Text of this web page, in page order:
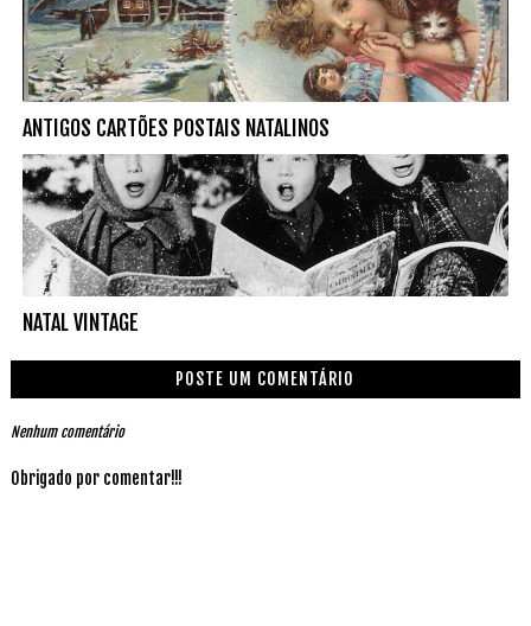
ANTIGOS CARTÕES POSTAIS NATALINOS
NATAL VINTAGE
POSTE UM COMENTÁRIO
Nenhum comentário
Obrigado por comentar!!!